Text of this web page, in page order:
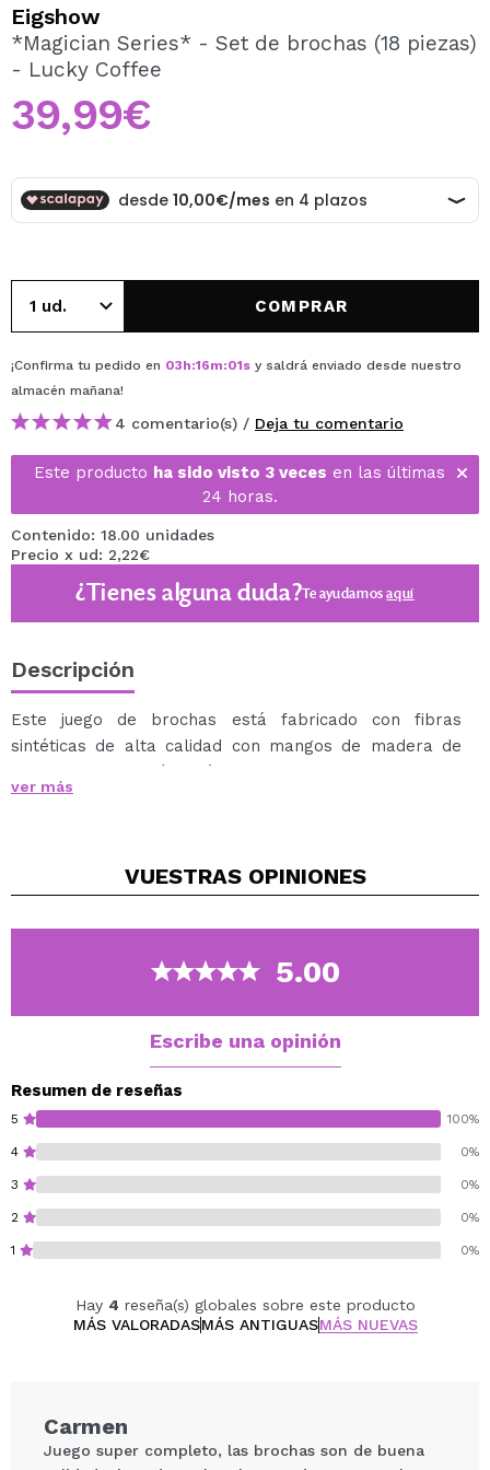
Al crear una cuenta en Maquillalia.com podrás realizar
tus compras rápidamente, revisar el estado de tus
Eigshow
*Magician Series* - Set de brochas (18 piezas)
- Lucky Coffee
39,99€
COMPRAR
¡Confirma tu pedido en 03h:16m:01s y saldrá enviado desde nuestro
almacén mañana!
4 comentario(s) / Deja tu comentario
Este producto ha sido visto 3 veces en las últimas
24 horas.
Contenido: 18.00 unidades
Precio x ud: 2,22€
¿Tienes alguna duda?Te ayudamosaquí
Descripción
Este juego de brochas está fabricado con fibras
sintéticas de alta calidad con mangos de madera de
precioso color café metálico.
Ideal tanto para principiantes como para un uso diario
1 x Large Powder.
1 x Angled Contour.
1 x Tapered Eye Blending.
1 x Middle Eye Blending.
3 x Eyeshadow.
1 x Nose Shadow.
1 x Tapered Small Eye Blending.
1 x Lip.
1 x Concealer.
1 x Mascara.
ver más
VUESTRAS OPINIONES
5.00
Escribe una opinión
Resumen de reseñas
5 100%
4 0%
3 0%
2 0%
1 0%
Hay 4 reseña(s) globales sobre este producto
MÁS VALORADASMÁS ANTIGUASMÁS NUEVAS
Carmen
Juego super completo, las brochas son de buena